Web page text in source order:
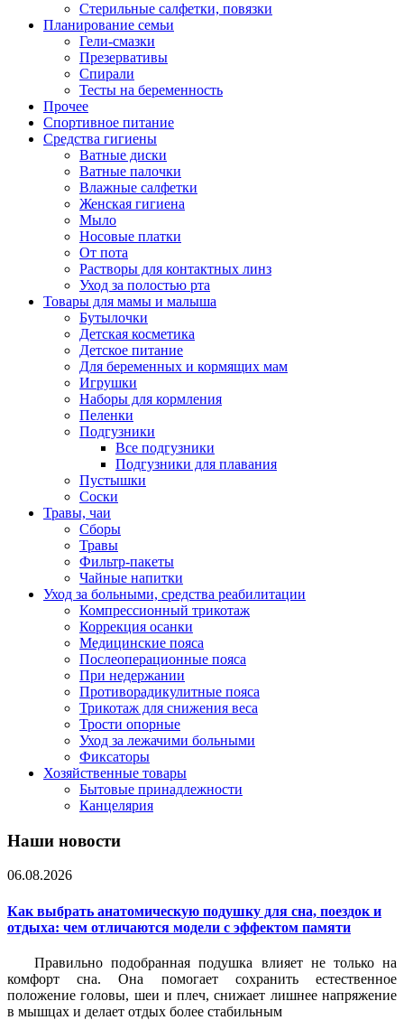
Стерильные салфетки, повязки
Планирование семьи
Гели-смазки
Презервативы
Спирали
Тесты на беременность
Прочее
Спортивное питание
Средства гигиены
Ватные диски
Ватные палочки
Влажные салфетки
Женская гигиена
Мыло
Носовые платки
От пота
Растворы для контактных линз
Уход за полостью рта
Товары для мамы и малыша
Бутылочки
Детская косметика
Детское питание
Для беременных и кормящих мам
Игрушки
Наборы для кормления
Пеленки
Подгузники
Все подгузники
Подгузники для плавания
Пустышки
Соски
Травы, чаи
Сборы
Травы
Фильтр-пакеты
Чайные напитки
Уход за больными, средства реабилитации
Компрессионный трикотаж
Коррекция осанки
Медицинские пояса
Послеоперационные пояса
При недержании
Противорадикулитные пояса
Трикотаж для снижения веса
Трости опорные
Уход за лежачими больными
Фиксаторы
Хозяйственные товары
Бытовые принадлежности
Канцелярия
Наши новости
06.08.2026
Как выбрать анатомическую подушку для сна, поездок и
отдыха: чем отличаются модели с эффектом памяти
Правильно подобранная подушка влияет не только на
комфорт сна. Она помогает сохранить естественное
положение головы, шеи и плеч, снижает лишнее напряжение
в мышцах и делает отдых более стабильным